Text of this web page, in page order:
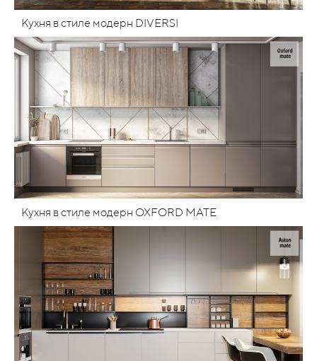
Кухня в стиле модерн DIVERSI
Кухня в стиле модерн OXFORD MATE